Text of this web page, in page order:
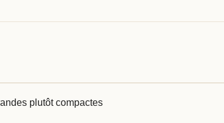
plutôt compactes